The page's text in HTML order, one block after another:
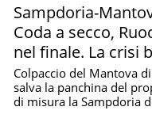
Sampdoria-
Coda a secco,
nel finale. La crisi
continua
Colpaccio del Mantova
salva la panchina del
di misura la Sampdoria